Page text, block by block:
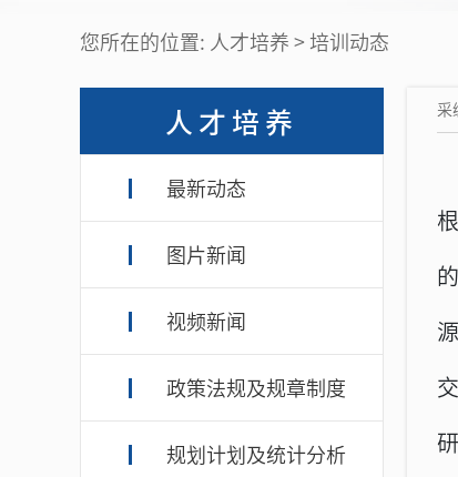
您所在的位置: 人才培养 > 培训动态
人才培养
最新动态
图片新闻
视频新闻
政策法规及规章制度
规划计划及统计分析
采